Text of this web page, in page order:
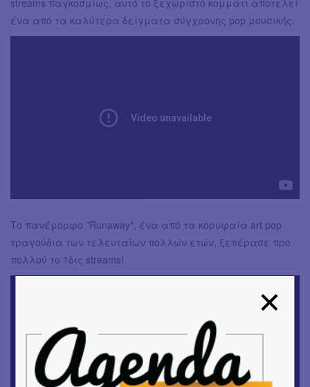
ένα από τα καλύτερα δείγματα σύγχρονης pop μουσικής.
Το πανέμορφο "Runaway", ένα από τα κορυφαία art pop
τραγούδια των τελευταίων πολλών ετών, ξεπέρασε προ
πολλού το 1δις streams!